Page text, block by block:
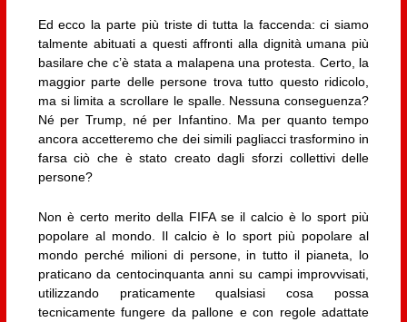
Ed ecco la parte più triste di tutta la faccenda: ci siamo
talmente abituati a questi affronti alla dignità umana più
basilare che c’è stata a malapena una protesta. Certo, la
maggior parte delle persone trova tutto questo ridicolo,
ma si limita a scrollare le spalle. Nessuna conseguenza?
Né per Trump, né per Infantino. Ma per quanto tempo
ancora accetteremo che dei simili pagliacci trasformino in
farsa ciò che è stato creato dagli sforzi collettivi delle
persone?
Non è certo merito della FIFA se il calcio è lo sport più
popolare al mondo. Il calcio è lo sport più popolare al
mondo perché milioni di persone, in tutto il pianeta, lo
praticano da centocinquanta anni su campi improvvisati,
utilizzando praticamente qualsiasi cosa possa
tecnicamente fungere da pallone e con regole adattate